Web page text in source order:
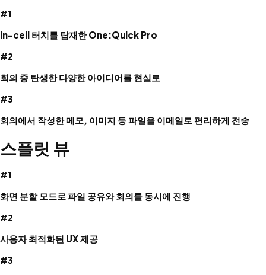
#1
In-cell 터치를 탑재한 One:Quick Pro
#2
회의 중 탄생한 다양한 아이디어를 현실로
#3
회의에서 작성한 메모, 이미지 등 파일을 이메일로 편리하게 전송
스플릿 뷰
#1
화면 분할 모드로 파일 공유와 회의를 동시에 진행
#2
사용자 최적화된 UX 제공
#3